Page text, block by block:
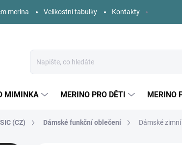
merina Velikostní tabulky Kontakty
MIMINKA MERINO PRO DĚTI MERINO
(CZ) Dámské funkční oblečení Dámské